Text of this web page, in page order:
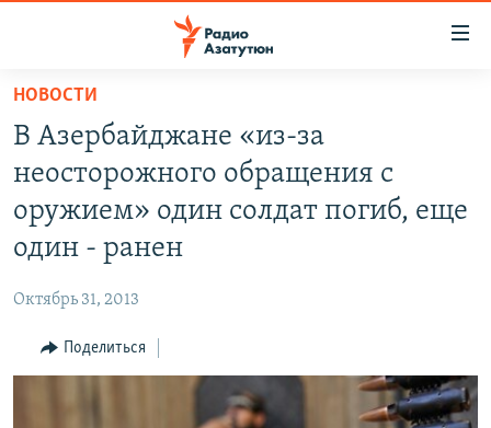
Перейти
основному
содержанию
основной
Перейти
поиску
НОВОСТИ
ПОЛИТИКА
РЕГИОН
НАГОРНЫЙ КАРАБАХ
НОВОСТИ
В Азербайджане «из-за
неосторожного обращения с
оружием» один солдат погиб, еще
один - ранен
Октябрь 31, 2013
Поделиться